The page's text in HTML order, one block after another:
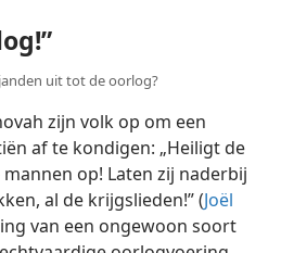
uit tot de oorlog?
zijn volk op om een
af te kondigen: „Heiligt de
op! Laten zij naderbij
al de krijgslieden!” (Joël
van een ongewoon soort